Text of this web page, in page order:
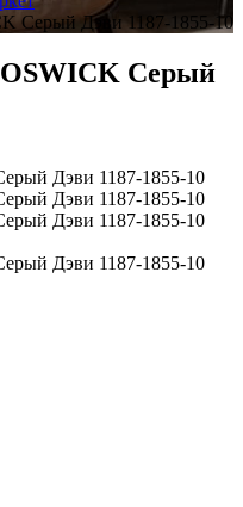
Серый Дэви 1187-1855-10
Серый